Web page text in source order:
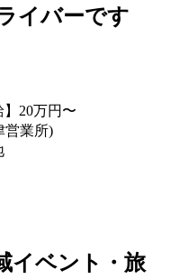
イバーです
】20万円〜
営業所)
イベント・旅